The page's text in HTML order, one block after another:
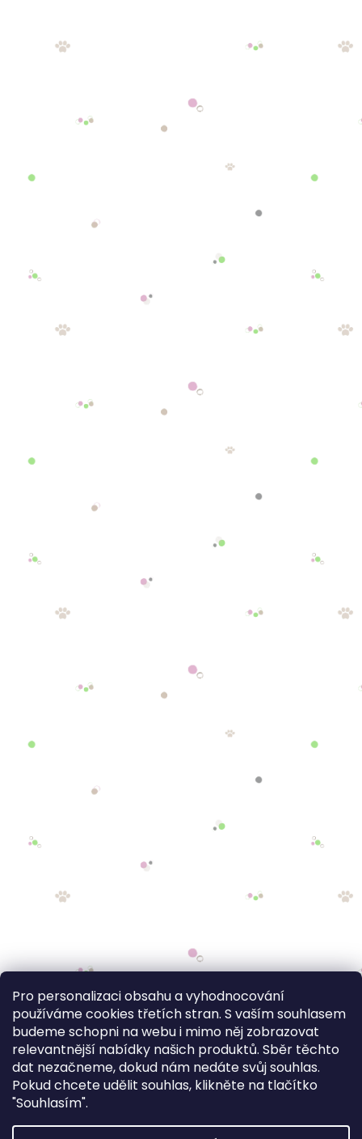
Pro personalizaci obsahu a vyhodnocování
používáme cookies třetích stran. S vaším souhlasem
budeme schopni na webu i mimo něj zobrazovat
relevantnější nabídky našich produktů. Sběr těchto
dat nezačneme, dokud nám nedáte svůj souhlas.
Pokud chcete udělit souhlas, klikněte na tlačítko
"Souhlasím".